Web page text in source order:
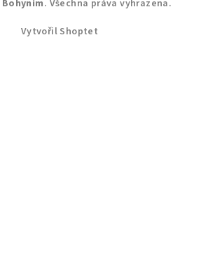
Bohyním. Všechna práva vyhrazena.
Vytvořil Shoptet